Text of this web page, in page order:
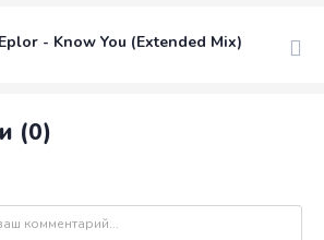
- Know You (Extended Mix)
(0)